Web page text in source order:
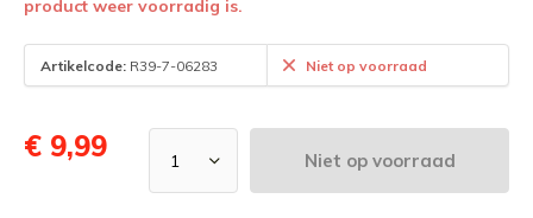
product weer voorradig is.
Artikelcode: R39-7-06283 Niet op voorraad
€ 9,99 Niet op voorraad